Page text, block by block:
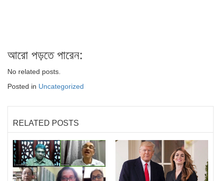
আরো পড়তে পারেন:
No related posts.
Posted in Uncategorized
RELATED POSTS